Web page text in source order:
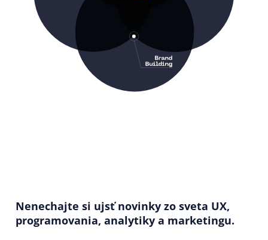
Nenechajte si ujsť novinky zo sveta UX,
programovania, analytiky a marketingu.